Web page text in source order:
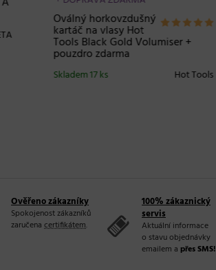
nástavci Valera Tourmaline Ionic
- 1000W
Skladem 4 ks
Ověřeno zákazníky
Spokojenost zákazníků
zaručena certifikátem.
100% zákaznický
servis
Aktuální informace
o stavu objednávky
emailem a přes SMS!